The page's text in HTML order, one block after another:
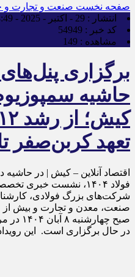
صفحه نخست صنعت و تجارت و
انتشار : 29 - اکتبر - 2025 - 14:49
کد خبر : 54949
مشاهده : 149
برگزاری
تعهد کربن‌صفر تا
اقتصاد آنلاین – کیش | در حاشیه
فولاد ۱۴۰۴، نشست
شرکت‌های بزرگ فولادی،
صبح
در حال برگزاری است. این